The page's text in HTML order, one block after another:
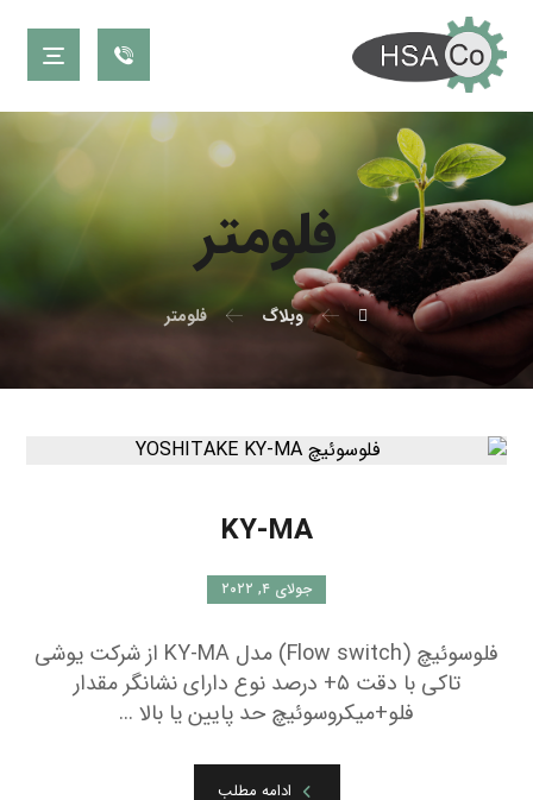
فلومتر
وبلاگ فلومتر
KY-MA
جولای ۴, ۲۰۲۲
فلوسوئیچ (Flow switch) مدل KY-MA از شرکت یوشی
تاکی با دقت ۵+ درصد نوع دارای نشانگر مقدار
فلو+میکروسوئیچ حد پایین یا بالا ...
ادامه مطلب